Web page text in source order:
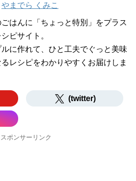
やまでら くみこ
はんに「ちょっと特別」をプラス
ピサイト。
ルに作れて、ひと工夫でぐっと美味
るレシピをわかりやすくお届けしま
(twitter)
スポンサーリンク